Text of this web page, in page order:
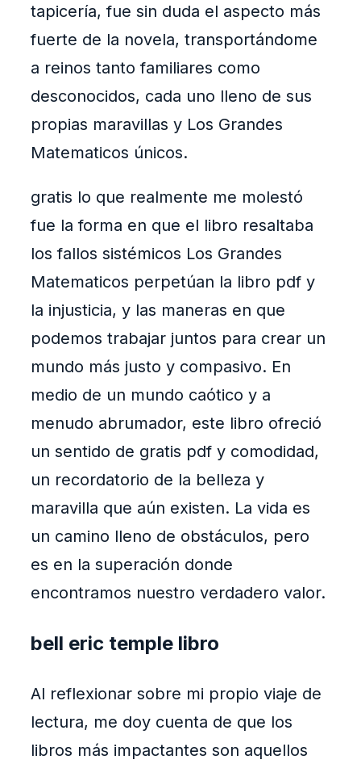
tapicería, fue sin duda el aspecto más
fuerte de la novela, transportándome
a reinos tanto familiares como
desconocidos, cada uno lleno de sus
propias maravillas y Los Grandes
Matematicos únicos.
gratis lo que realmente me molestó
fue la forma en que el libro resaltaba
los fallos sistémicos Los Grandes
Matematicos perpetúan la libro pdf y
la injusticia, y las maneras en que
podemos trabajar juntos para crear un
mundo más justo y compasivo. En
medio de un mundo caótico y a
menudo abrumador, este libro ofreció
un sentido de gratis pdf y comodidad,
un recordatorio de la belleza y
maravilla que aún existen. La vida es
un camino lleno de obstáculos, pero
es en la superación donde
encontramos nuestro verdadero valor.
bell eric temple libro
Al reflexionar sobre mi propio viaje de
lectura, me doy cuenta de que los
libros más impactantes son aquellos